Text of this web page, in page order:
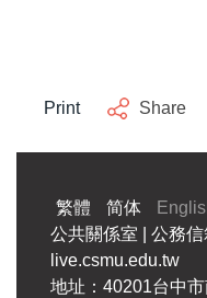
Print Share
繁體
简体
公共關係室 | 公務
live.csmu.edu.tw
地址：40201台中